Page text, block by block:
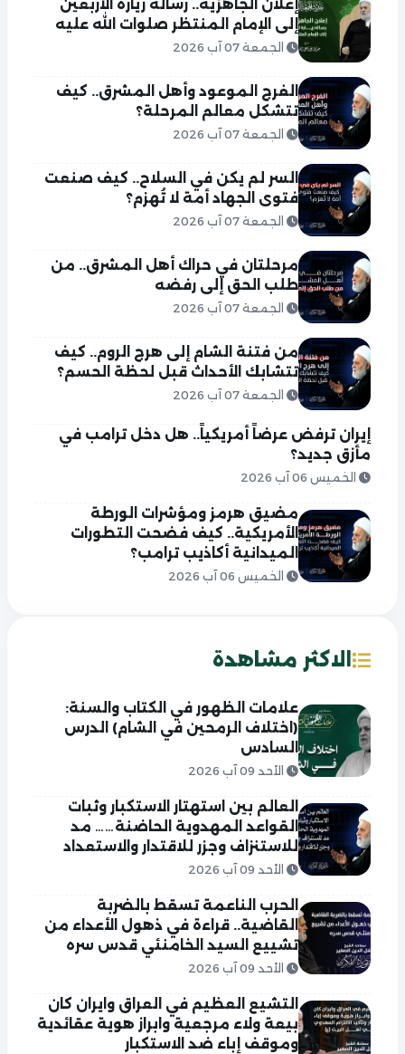
إعلان الجاهزية.. رسالة زيارة الأربعين
إلى الإمام المنتظر صلوات الله عليه
الجمعة 07 آب 2026
الفرج الموعود وأهل المشرق.. كيف
تتشكل معالم المرحلة؟
الجمعة 07 آب 2026
السر لم يكن في السلاح.. كيف صنعت
فتوى الجهاد أمة لا تُهزم؟
الجمعة 07 آب 2026
مرحلتان في حراك أهل المشرق.. من
طلب الحق إلى رفضه
الجمعة 07 آب 2026
من فتنة الشام إلى هرج الروم.. كيف
تتشابك الأحداث قبل لحظة الحسم؟
الجمعة 07 آب 2026
إيران ترفض عرضاً أمريكياً.. هل دخل ترامب في
مأزق جديد؟
الخميس 06 آب 2026
مضيق هرمز ومؤشرات الورطة
الأمريكية.. كيف فضحت التطورات
الميدانية أكاذيب ترامب؟
الخميس 06 آب 2026
الاكثر مشاهدة
علامات الظهور في الكتاب والسنة:
(اختلاف الرمحين في الشام) الدرس
السادس
الأحد 09 آب 2026
العالم بين استهتار الاستكبار وثبات
القواعد المهدوية الحاضنة…… مد
للاستنزاف وجزر للاقتدار والاستعداد
الأحد 09 آب 2026
الحرب الناعمة تسقط بالضربة
القاضية.. قراءة في ذهول الأعداء من
تشييع السيد الخامنئي قدس سره
الأحد 09 آب 2026
التشيع العظيم في العراق وايران كان
بيعة ولاء مرجعية وابراز هوية عقائدية
وموقف إباء ضد الاستكبار